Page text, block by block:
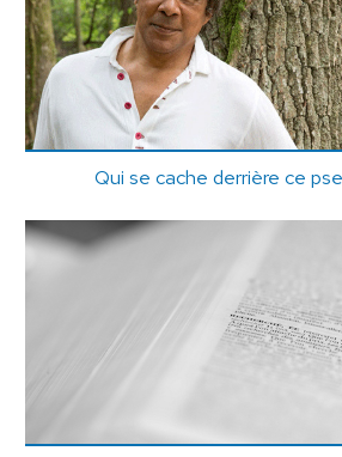
Qui se cache derrière ce